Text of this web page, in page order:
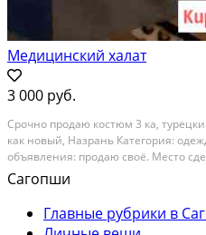
Медицинский халат
3 000 руб.
Срочно продаю костюм 3 ка,
как новый, Назрань Категория:
объявления: продаю своё. Место
малгобекский район, село сагопши
Сагопши
Главные рубрики в